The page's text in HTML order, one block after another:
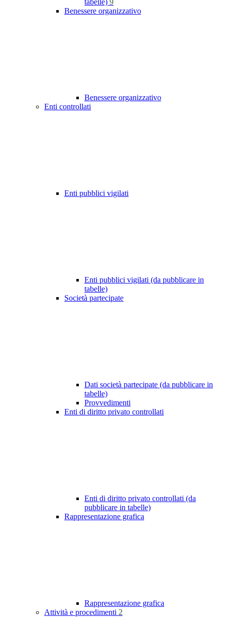
tabelle) 9
Benessere organizzativo
Benessere organizzativo
Enti controllati
Enti pubblici vigilati
Enti pubblici vigilati (da pubblicare in
tabelle)
Società partecipate
Dati società partecipate (da pubblicare in
tabelle)
Provvedimenti
Enti di diritto privato controllati
Enti di diritto privato controllati (da
pubblicare in tabelle)
Rappresentazione grafica
Rappresentazione grafica
Attività e procedimenti 2